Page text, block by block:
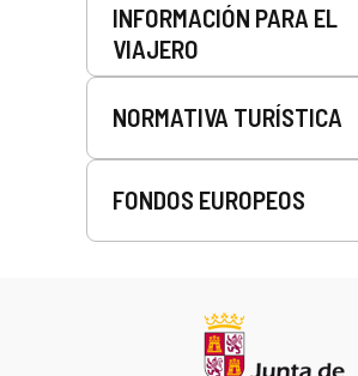
INFORMACIÓN PARA EL
VIAJERO
NORMATIVA TURÍSTICA
FONDOS EUROPEOS